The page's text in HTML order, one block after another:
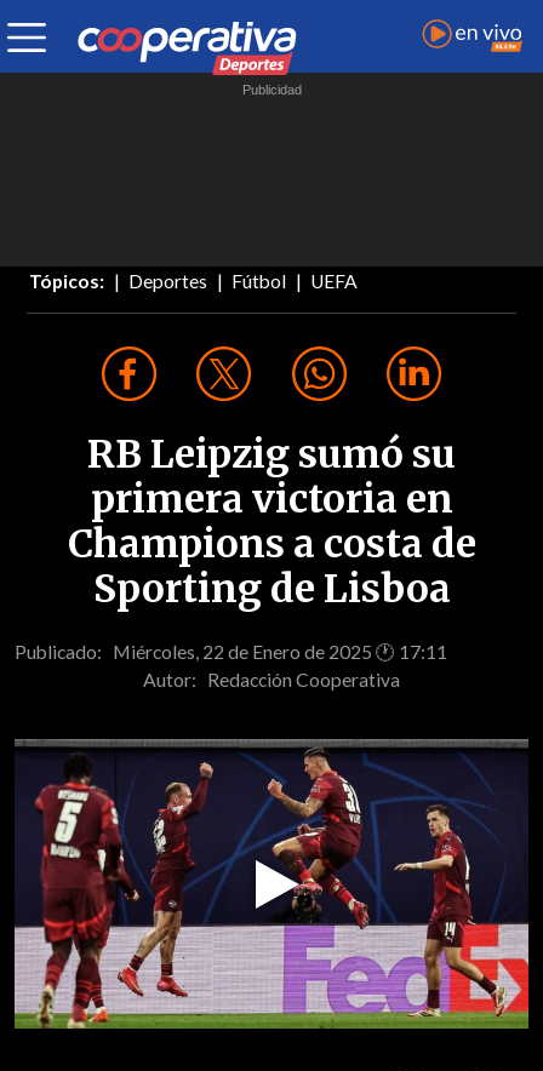
Tópicos: Deportes Fútbol UEFA
RB Leipzig sumó su
primera victoria en
Champions a costa de
Sporting de Lisboa
Publicado: Miércoles, 22 de Enero de 2025 🕐 17:11
Autor: Redacción Cooperativa
Video